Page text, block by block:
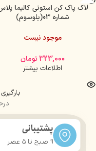
لاک پاک کن استونی کالیما
شماره 03(بلوسوم)
موجود نیست
323,000تومان
اطلاعات بیشتر
پشتیبانی
9 صبح تا ۵ عصر